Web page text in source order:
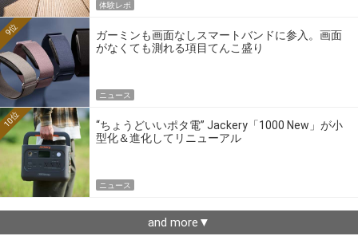
体験レポ
ガーミンも画面なしスマートバンドに参入。画面
がなくても測れる項目てんこ盛り
9位
ニュース
“ちょうどいいポタ電” Jackery「1000 New」が小
型化＆進化してリニューアル
10位
ニュース
and more▼